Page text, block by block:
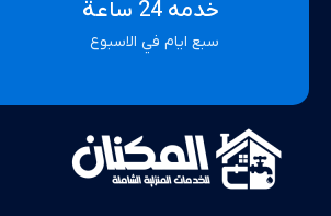
خدمه 24 ساعة
سبع ايام في الاسبوع